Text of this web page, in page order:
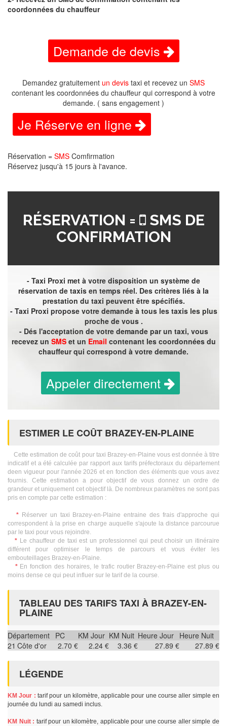
coordonnées du chauffeur
Demande de devis
Demandez gratuitement un devis taxi et recevez un SMS
contenant les coordonnées du chauffeur qui correspond à votre
demande. ( sans engagement )
Je Réserve en ligne
Réservation = SMS Comfirmation
Réservez jusqu'à 15 jours à l'avance.
RÉSERVATION =
SMS DE
CONFIRMATION
- Taxi Proxi met à votre disposition un système de
réservation de taxis en temps réel. Des critères liés à la
prestation du taxi peuvent être spécifiés.
- Taxi Proxi propose votre demande à tous les taxis les plus
proche de vous .
- Dés l'acceptation de votre demande par un taxi, vous
recevez un SMSet un Email contenant les coordonnées du
chauffeur qui correspond à votre demande.
Appeler directement
ESTIMER LE COÛT BRAZEY-EN-PLAINE
Cette estimation de coût pour taxi Brazey-en-Plaine vous est donnée à titre
indicatif et a été calculée par rapport aux tarifs préfectoraux du département
deen vigueur pour l'année 2026 et en fonction des éléments que vous avez
fournis. Cette estimation a pour objectif de vous donnez un ordre de
grandeur et uniquement cet objectif là. De nombreux paramètres ne sont pas
pris en compte par cette estimation :
* Réserver un taxi Brazey-en-Plaine entraine des frais d'approche qui
correspondent à la prise en charge auquelle s'ajoute la distance parcourue
par le taxi pour vous rejoindre.
* Le chauffeur de taxi est un professionnel qui peut choisir un itinéraire
différent pour optimiser le temps de parcours et vous éviter les
embouteillages Brazey-en-Plaine.
*En fonction des horaires, le trafic routier Brazey-en-Plaine est plus ou
moins dense ce qui peut influer sur le tarif de la course.
TABLEAU DES TARIFS TAXI À BRAZEY-EN-
PLAINE
Département PC KM Jour KM Nuit Heure Jour Heure Nuit
21 Côte d'or 2.70 € 2.24 € 3.36 € 27.89 € 27.89 €
LÉGENDE
KM Jour : tarif pour un kilomètre, applicable pour une course aller simple en
journée du lundi au samedi inclus.
KM Nuit : tarif pour un kilomètre, applicable pour une course aller simple de